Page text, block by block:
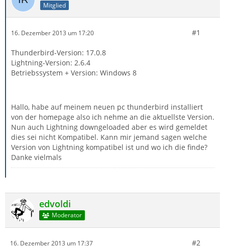
Mitglied
16. Dezember 2013 um 17:20 #1
Thunderbird-Version: 17.0.8
Lightning-Version: 2.6.4
Betriebssystem + Version: Windows 8
Hallo, habe auf meinem neuen pc thunderbird installiert
von der homepage also ich nehme an die aktuellste Version.
Nun auch Lightning downgeloaded aber es wird gemeldet
dies sei nicht Kompatibel. Kann mir jemand sagen welche
Version von Lightning kompatibel ist und wo ich die finde?
Danke vielmals
edvoldi
Moderator
16. Dezember 2013 um 17:37 #2